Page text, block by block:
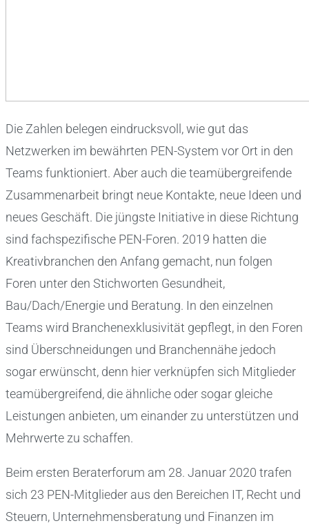
Die Zahlen belegen eindrucksvoll, wie gut das
Netzwerken im bewährten PEN-System vor Ort in den
Teams funktioniert. Aber auch die teamübergreifende
Zusammenarbeit bringt neue Kontakte, neue Ideen und
neues Geschäft. Die jüngste Initiative in diese Richtung
sind fachspezifische PEN-Foren. 2019 hatten die
Kreativbranchen den Anfang gemacht, nun folgen
Foren unter den Stichworten Gesundheit,
Bau/Dach/Energie und Beratung. In den einzelnen
Teams wird Branchenexklusivität gepflegt, in den Foren
sind Überschneidungen und Branchennähe jedoch
sogar erwünscht, denn hier verknüpfen sich Mitglieder
teamübergreifend, die ähnliche oder sogar gleiche
Leistungen anbieten, um einander zu unterstützen und
Mehrwerte zu schaffen.
Beim ersten Beraterforum am 28. Januar 2020 trafen
sich 23 PEN-Mitglieder aus den Bereichen IT, Recht und
Steuern, Unternehmensberatung und Finanzen im